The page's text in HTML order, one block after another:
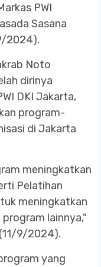
PWI
Sasana
2024).
Noto
dirinya
DKI Jakarta,
program-
di Jakarta
meningkatkan
Pelatihan
meningkatkan
lainnya,"
9/2024).
yang